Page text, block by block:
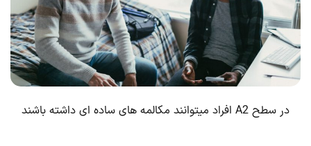
در سطح A2 افراد میتوانند مکالمه های ساده ای داشته باشند